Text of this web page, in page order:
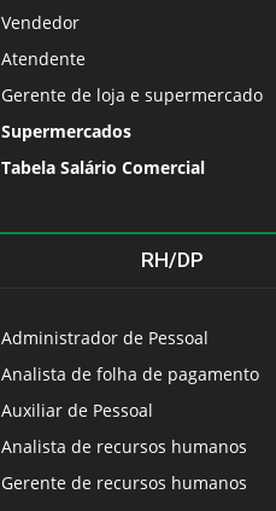
Vendedor
Atendente
Gerente de loja e supermercado
Supermercados
Tabela Salário Comercial
RH/DP
Administrador de Pessoal
Analista de folha de pagamento
Auxiliar de Pessoal
Analista de recursos humanos
Gerente de recursos humanos